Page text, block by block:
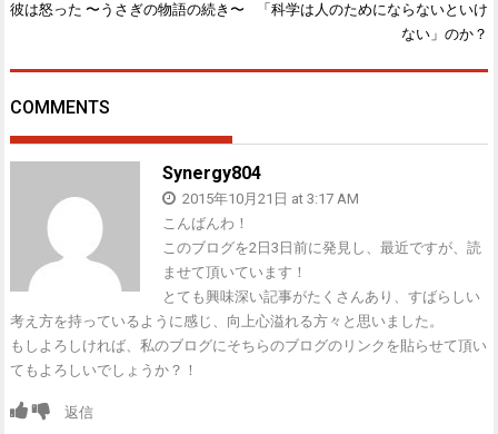
投
ナ
ビ
ゲ
ー
彼は怒った 〜うさぎの物語の続き〜
「科学は人のためにならないといけ
ない」のか？
COMMENTS
Synergy804
2015年10月21日 at 3:17 AM
こんばんわ！
このブログを2日3日前に発見し、最近ですが、読
ませて頂いています！
とても興味深い記事がたくさんあり、すばらしい
考え方を持っているように感じ、向上心溢れる方々と思いました。
もしよろしければ、私のブログにそちらのブログのリンクを貼らせて頂い
てもよろしいでしょうか？！
返信